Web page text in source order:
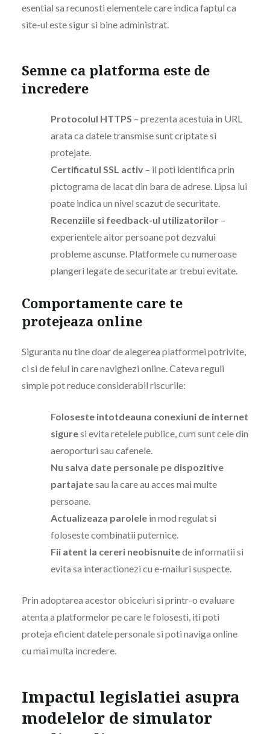
esential sa recunosti elementele care indica faptul ca
site-ul este sigur si bine administrat.
Semne ca platforma este de
incredere
Protocolul HTTPS – prezenta acestuia in URL
arata ca datele transmise sunt criptate si
protejate.
Certificatul SSL activ– il poti identifica prin
pictograma de lacat din bara de adrese. Lipsa lui
poate indica un nivel scazut de securitate.
Recenziile si feedback-ul utilizatorilor–
experientele altor persoane pot dezvalui
probleme ascunse. Platformele cu numeroase
plangeri legate de securitate ar trebui evitate.
Comportamente care te
protejeaza online
Siguranta nu tine doar de alegerea platformei potrivite,
ci si de felul in care navighezi online. Cateva reguli
simple pot reduce considerabil riscurile:
Foloseste intotdeauna conexiuni de internet
siguresi evita retelele publice, cum sunt cele din
aeroporturi sau cafenele.
Nu salva date personale pe dispozitive
partajatesau la care au acces mai multe
persoane.
Actualizeaza parolelein mod regulat si
foloseste combinatii puternice.
Fii atent la cereri neobisnuitede informatii si
evita sa interactionezi cu e-mailuri suspecte.
Prin adoptarea acestor obiceiuri si printr-o evaluare
atenta a platformelor pe care le folosesti, iti poti
proteja eficient datele personale si poti naviga online
cu mai multa incredere.
Impactul legislatiei asupra
modelelor de simulator